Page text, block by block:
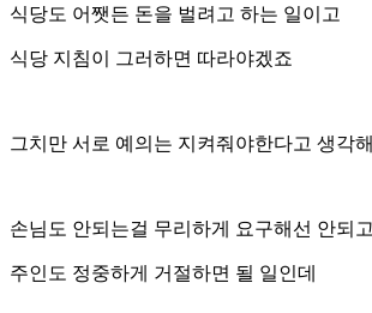
식당도 어쨋든 돈을 벌려고 하는 일이고
식당 지침이 그러하면 따라야겠죠
그치만 서로 예의는 지켜줘야한다고 생각
손님도 안되는걸 무리하게 요구해선 안되고
주인도 정중하게 거절하면 될 일인데